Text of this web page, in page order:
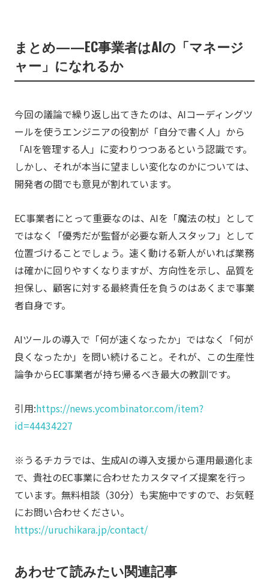
まとめ——EC事業者はAIの「マネージ
ャー」になれるか
今回の議論で繰り返し出てきたのは、AIコーディングツ
ールを使うエンジニアの役割が「自分で書く人」から
「AIを管理する人」に変わりつつあるという認識です。
しかし、それが本当に望ましい変化なのかについては、
開発者の間でも意見が割れています。
EC事業者にとって重要なのは、AIを「魔法の杖」として
ではなく「優秀だが監督が必要な新人スタッフ」として
位置づけることでしょう。速く動ける新人がいれば業務
は確かに回りやすくなりますが、方向性を示し、品質を
担保し、顧客に対する最終責任を負うのはあくまで事業
者自身です。
AIツールの導入で「何が速くなったか」ではなく「何が
良くなったか」を問い続けること。それが、この生産性
論争からEC事業者が持ち帰るべき最大の教訓です。
引用:https://news.ycombinator.com/item?
id=44434227
※うるチカラでは、生成AIの導入支援から運用最適化ま
で、貴社のEC事業に合わせたカスタマイズ提案を行っ
ています。無料相談（30分）も実施中ですので、お気軽
にお問い合わせください。
https://uruchikara.jp/contact/
あわせて読みたい関連記事